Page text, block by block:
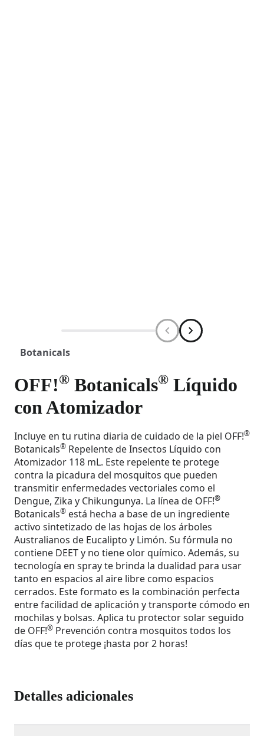
Botanicals
OFF!® Botanicals® Líquido
con Atomizador
Incluye en tu rutina diaria de cuidado de la piel OFF!®
Botanicals® Repelente de Insectos Líquido con
Atomizador 118 mL. Este repelente te protege
contra la picadura del mosquitos que pueden
transmitir enfermedades vectoriales como el
Dengue, Zika y Chikungunya. La línea de OFF!®
Botanicals® está hecha a base de un ingrediente
activo sintetizado de las hojas de los árboles
Australianos de Eucalipto y Limón. Su fórmula no
contiene DEET y no tiene olor químico. Además, su
tecnología en spray te brinda la dualidad para usar
tanto en espacios al aire libre como espacios
cerrados. Este formato es la combinación perfecta
entre facilidad de aplicación y transporte cómodo en
mochilas y bolsas. Aplica tu protector solar seguido
de OFF!® Prevención contra mosquitos todos los
días que te protege ¡hasta por 2 horas!
Detalles adicionales